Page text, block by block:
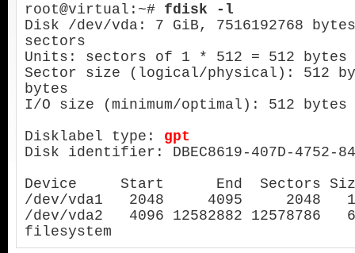
root@virtual:~# fdisk -l
Disk /dev/vda: 7 GiB, 7516192768
sectors
Units: sectors of 1 * 512 = 512 bytes
Sector size (logical/physical): 512
bytes
I/O size (minimum/optimal): 512
Disklabel type: gpt
Disk identifier: DBEC8619-407D-4752-
Device     Start      End  Sectors
/dev/vda1   2048     4095     2048
/dev/vda2   4096 12582882 12578786
filesystem